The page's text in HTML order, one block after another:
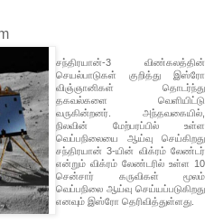
சந்திரயான்-3 விண்கலத்தின்
செயல்பாடுகள் குறித்து இஸ்ரோ
விஞ்ஞானிகள் தொடர்ந்து
தகவல்களை வெளியிட்டு
வருகின்றனர். அந்தவகையில்,
நிலவின் மேற்பரப்பில் உள்ள
வெப்பநிலையை ஆய்வு செய்கிறது
சந்திரயான் 3-யின் விக்ரம் லேண்டர்
என்றும் விக்ரம் லேண்டரில் உள்ள 10
சென்சார் கருவிகள் மூலம்
வெப்பநிலை ஆய்வு செய்யப்படுகிறது
எனவும் இஸ்ரோ தெரிவித்துள்ளது.